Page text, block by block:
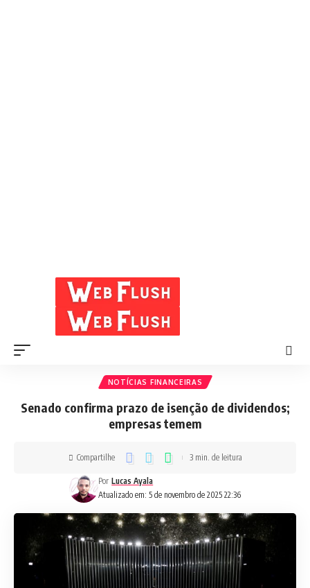
NOTÍCIAS FINANCEIRAS
Senado confirma prazo de isenção de dividendos;
empresas temem
Atualizado em: 5 de novembro de 2025 22:36
Por Lucas Ayala
Compartilhe 3 min. de leitura